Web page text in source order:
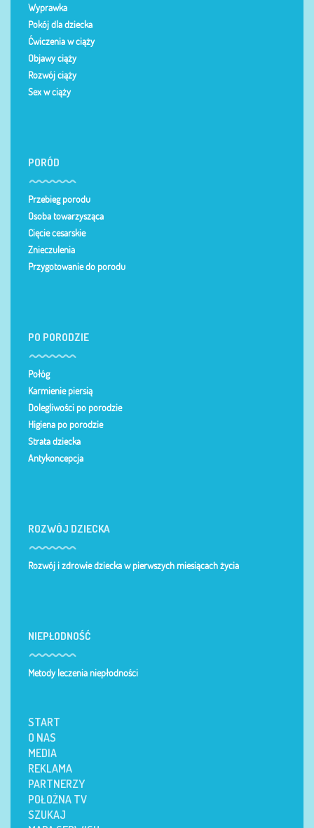
Wyprawka
Pokój dla dziecka
Ćwiczenia w ciąży
Objawy ciąży
Rozwój ciąży
Sex w ciąży
PORÓD
Przebieg porodu
Osoba towarzysząca
Cięcie cesarskie
Znieczulenia
Przygotowanie do porodu
PO PORODZIE
Połóg
Karmienie piersią
Dolegliwości po porodzie
Higiena po porodzie
Strata dziecka
Antykoncepcja
ROZWÓJ DZIECKA
Rozwój i zdrowie dziecka w pierwszych miesiącach życia
NIEPŁODNOŚĆ
Metody leczenia niepłodności
START
O NAS
MEDIA
REKLAMA
PARTNERZY
POŁOŻNA TV
SZUKAJ